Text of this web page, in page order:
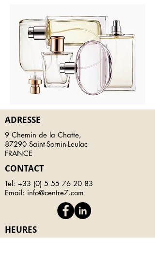
ADRESSE
9 Chemin de la Chatte,
87290 Saint-Sornin-Leulac
FRANCE
CONTACT
Tel: +33 (0) 5 55 76 20 83
Email: info@centre7.com
HEURES
D'OUVERTURES